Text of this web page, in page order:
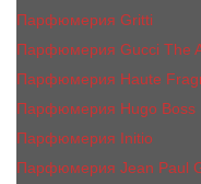
Парфюмерия Gritti
Парфюмерия Gucci The
Парфюмерия Haute
Парфюмерия Hugo Boss
Парфюмерия Initio
Парфюмерия Jean Paul